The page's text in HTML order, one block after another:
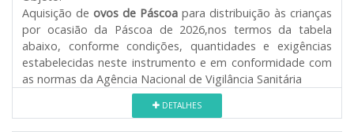
Aquisição de ovos de Páscoa para distribuição às crianças
por ocasião da Páscoa de 2026,nos termos da tabela
abaixo, conforme condições, quantidades e exigências
estabelecidas neste instrumento e em conformidade com
as normas da Agência Nacional de Vigilância Sanitária
DETALHES